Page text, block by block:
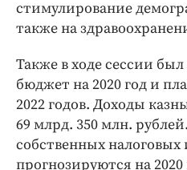
стимулирование
также на
Также в ходе сессии
бюджет на 2020 год и
2022 годов. Доходы
69 млрд. 350 млн.
собственных налоговых
прогнозируются на